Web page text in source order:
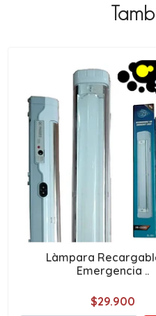
Làmpara
Emergencia ..
$29.900